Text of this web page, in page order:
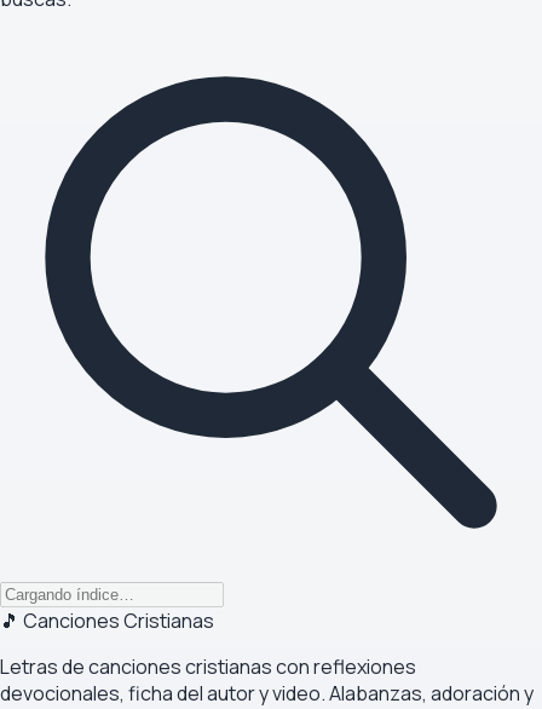
🎵 Canciones Cristianas
Letras de canciones cristianas con reflexiones
devocionales, ficha del autor y video. Alabanzas, adoración y